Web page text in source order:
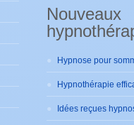
Nouveaux